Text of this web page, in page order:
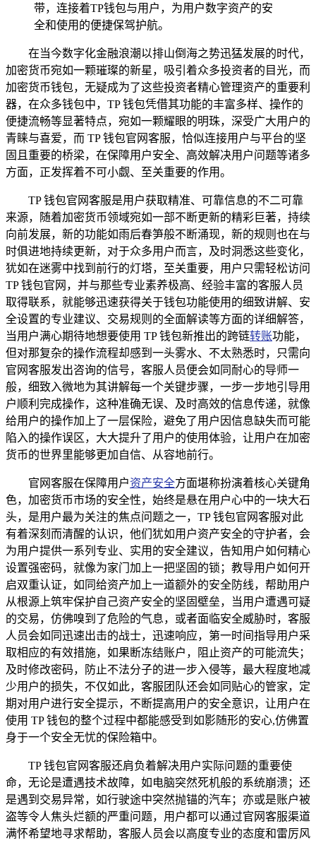
带，连接着TP钱包与用户，为用户数字资产的安
全和使用的便捷保驾护航。
在当今数字化金融浪潮以排山倒海之势迅猛发展的时代，
加密货币宛如一颗璀璨的新星，吸引着众多投资者的目光，而
加密货币钱包，无疑成为了这些投资者精心管理资产的重要利
器，在众多钱包中，TP 钱包凭借其功能的丰富多样、操作的
便捷流畅等显著特点，宛如一颗耀眼的明珠，深受广大用户的
青睐与喜爱，而 TP 钱包官网客服，恰似连接用户与平台的坚
固且重要的桥梁，在保障用户安全、高效解决用户问题等诸多
方面，正发挥着不可小觑、至关重要的作用。
TP 钱包官网客服是用户获取精准、可靠信息的不二可靠
来源，随着加密货币领域宛如一部不断更新的精彩巨著，持续
向前发展，新的功能如雨后春笋般不断涌现，新的规则也在与
时俱进地持续更新，对于众多用户而言，及时洞悉这些变化，
犹如在迷雾中找到前行的灯塔，至关重要，用户只需轻松访问
TP 钱包官网，并与那些专业素养极高、经验丰富的客服人员
取得联系，就能够迅速获得关于钱包功能使用的细致讲解、安
全设置的专业建议、交易规则的全面解读等方面的详细解答，
当用户满心期待地想要使用 TP 钱包新推出的跨链转账功能，
但对那复杂的操作流程却感到一头雾水、不太熟悉时，只需向
官网客服发出咨询的信号，客服人员便会如同耐心的导师一
般，细致入微地为其讲解每一个关键步骤，一步一步地引导用
户顺利完成操作，这种准确无误、及时高效的信息传递，就像
给用户的操作加上了一层保险，避免了用户因信息缺失而可能
陷入的操作误区，大大提升了用户的使用体验，让用户在加密
货币的世界里能够更加自信、从容地前行。
官网客服在保障用户资产安全方面堪称扮演着核心关键角
色，加密货币市场的安全性，始终是悬在用户心中的一块大石
头，是用户最为关注的焦点问题之一，TP 钱包官网客服对此
有着深刻而清醒的认识，他们犹如用户资产安全的守护者，会
为用户提供一系列专业、实用的安全建议，告知用户如何精心
设置强密码，就像为家门加上一把坚固的锁；教导用户如何开
启双重认证，如同给资产加上一道额外的安全防线，帮助用户
从根源上筑牢保护自己资产安全的坚固壁垒，当用户遭遇可疑
的交易，仿佛嗅到了危险的气息，或者面临安全威胁时，客服
人员会如同迅速出击的战士，迅速响应，第一时间指导用户采
取相应的有效措施，如果断冻结账户，阻止资产的可能流失；
及时修改密码，防止不法分子的进一步入侵等，最大程度地减
少用户的损失，不仅如此，客服团队还会如同贴心的管家，定
期对用户进行安全提示，不断提高用户的安全意识，让用户在
使用 TP 钱包的整个过程中都能感受到如影随形的安心,仿佛置
身于一个安全无忧的保险箱中。
TP 钱包官网客服还肩负着解决用户实际问题的重要使
命，无论是遭遇技术故障，如电脑突然死机般的系统崩溃；还
是遇到交易异常，如行驶途中突然抛锚的汽车；亦或是账户被
盗等令人焦头烂额的严重问题，用户都可以通过官网客服渠道
满怀希望地寻求帮助，客服人员会以高度专业的态度和雷厉风